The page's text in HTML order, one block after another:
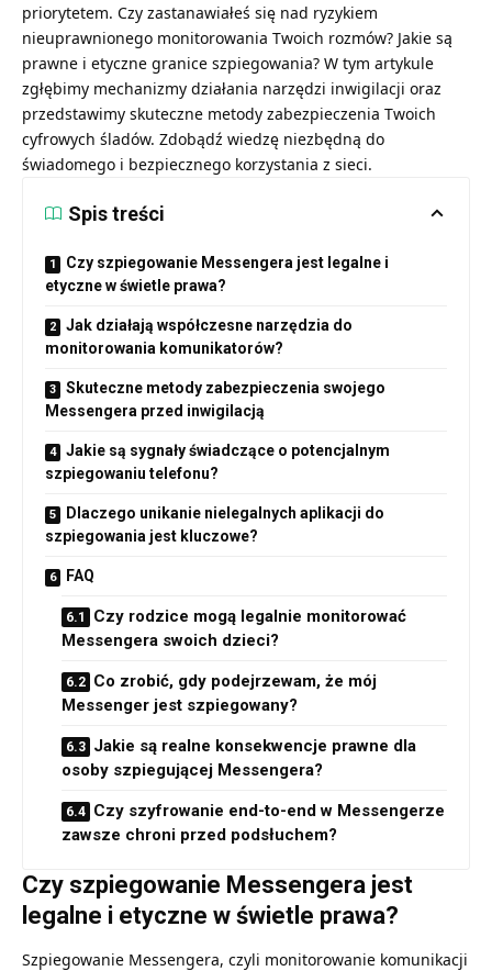
priorytetem. Czy zastanawiałeś się nad ryzykiem
nieuprawnionego monitorowania Twoich rozmów? Jakie są
prawne i etyczne granice szpiegowania? W tym artykule
zgłębimy mechanizmy działania narzędzi inwigilacji oraz
przedstawimy skuteczne metody zabezpieczenia Twoich
cyfrowych śladów. Zdobądź wiedzę niezbędną do
świadomego i bezpiecznego korzystania z sieci.
Spis treści
Czy szpiegowanie Messengera jest legalne i
etyczne w świetle prawa?
Jak działają współczesne narzędzia do
monitorowania komunikatorów?
Skuteczne metody zabezpieczenia swojego
Messengera przed inwigilacją
Jakie są sygnały świadczące o potencjalnym
szpiegowaniu telefonu?
Dlaczego unikanie nielegalnych aplikacji do
szpiegowania jest kluczowe?
FAQ
Czy rodzice mogą legalnie monitorować
Messengera swoich dzieci?
Co zrobić, gdy podejrzewam, że mój
Messenger jest szpiegowany?
Jakie są realne konsekwencje prawne dla
osoby szpiegującej Messengera?
Czy szyfrowanie end-to-end w Messengerze
zawsze chroni przed podsłuchem?
Czy szpiegowanie Messengera jest
legalne i etyczne w świetle prawa?
Szpiegowanie Messengera, czyli monitorowanie komunikacji